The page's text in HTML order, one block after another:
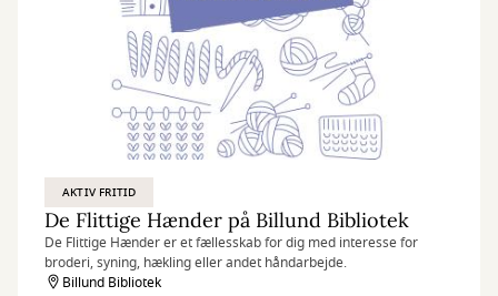
AKTIV FRITID
De Flittige Hænder på Billund Bibliotek
De Flittige Hænder er et fællesskab for dig med interesse for
broderi, syning, hækling eller andet håndarbejde.
Billund Bibliotek